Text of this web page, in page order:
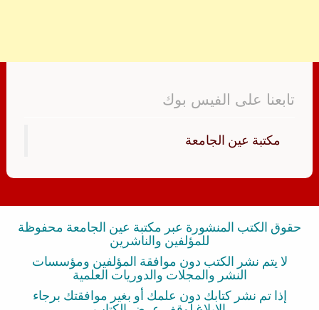
تابعنا على الفيس بوك
‏مكتبة عين الجامعة‏
حقوق الكتب المنشورة عبر مكتبة عين الجامعة محفوظة
للمؤلفين والناشرين
لا يتم نشر الكتب دون موافقة المؤلفين ومؤسسات
النشر والمجلات والدوريات العلمية
إذا تم نشر كتابك دون علمك أو بغير موافقتك برجاء